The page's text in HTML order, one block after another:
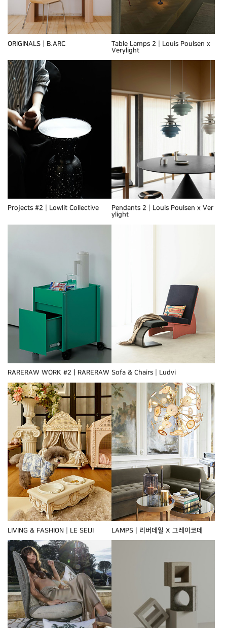
ORIGINALS┃B.ARC
Table Lamps 2┃Louis Poulsen x
Verylight
Projects #2┃Lowlit Collective
Pendants 2┃Louis Poulsen x Ver
ylight
RARERAW WORK #2ㅣRARERAW Sofa & Chairs┃Ludvi
LIVING & FASHION┃LE SEIJI LAMPS┃리버데일 X 그레이코데